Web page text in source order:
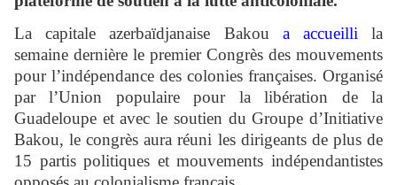
La capitale azerbaïdjanaise Bakou a accueilli la
semaine dernière le premier Congrès des mouvements
pour l’indépendance des colonies françaises. Organisé
par l’Union populaire pour la libération de la
Guadeloupe et avec le soutien du Groupe d’Initiative
Bakou, le congrès aura réuni les dirigeants de plus de
15 partis politiques et mouvements indépendantistes